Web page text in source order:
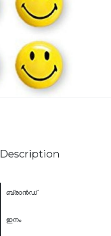
Description
ബ്രാൻഡ്
ഇനം